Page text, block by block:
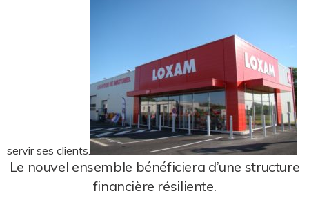
servir ses clients.
Le nouvel ensemble bénéficiera d’une structure
financière résiliente.